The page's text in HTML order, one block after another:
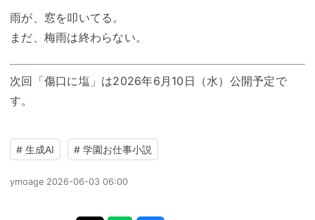
雨が、窓を叩いてる。
まだ、梅雨は終わらない。
次回「傷口に塩」は2026年6月10日（水）公開予定で
す。
# 生成AI # 学園お仕事小説
ymoage 2026-06-03 06:00